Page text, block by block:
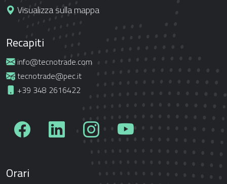
Visualizza sulla mappa
Recapiti
info@tecnotrade.com
tecnotrade@pec.it
+39 348 2616422
Orari